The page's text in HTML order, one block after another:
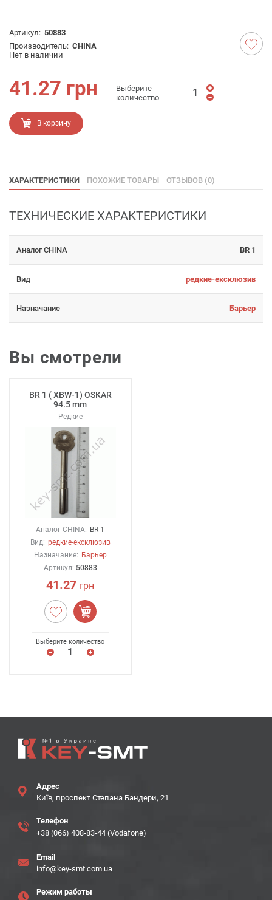
Артикул: 50883
Производитель: CHINA
Нет в наличии
41.27 грн
Выберите
количество
В корзину
ХАРАКТЕРИСТИКИ ПОХОЖИЕ ТОВАРЫ ОТЗЫВОВ (0)
ТЕХНИЧЕСКИЕ ХАРАКТЕРИСТИКИ
Аналог CHINA BR 1
Вид редкие-ексклюзив
Назначание Барьер
Вы смотрели
BR 1 ( XBW-1) OSKAR
94.5 mm
Редкие
Аналог CHINA: BR 1
Вид: редкие-ексклюзив
Назначание: Барьер
Артикул: 50883
41.27 грн
Выберите количество
Адрес
Київ, проспект Степана Бандери, 21
Телефон
+38 (066) 408-83-44 (Vodafone)
Email
info@key-smt.com.ua
Режим работы